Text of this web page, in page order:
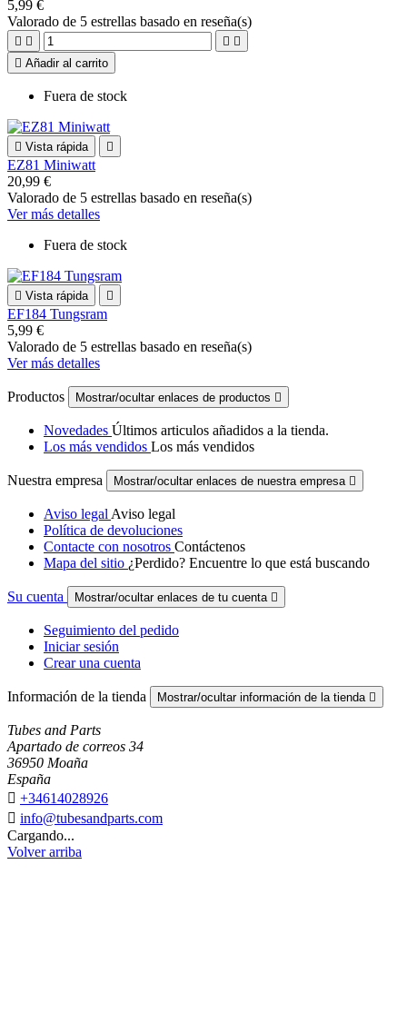
5,99 €
Valorado de 5 estrellas basado en reseña(s)
   
 Añadir al carrito
Fuera de stock
 Vista rápida 
EZ81 Miniwatt
20,99 €
Valorado de 5 estrellas basado en reseña(s)
Ver más detalles
Fuera de stock
 Vista rápida 
EF184 Tungsram
5,99 €
Valorado de 5 estrellas basado en reseña(s)
Ver más detalles
Productos Mostrar/ocultar enlaces de productos 
Novedades Últimos articulos añadidos a la tienda.
Los más vendidos Los más vendidos
Nuestra empresa Mostrar/ocultar enlaces de nuestra empresa 
Aviso legal Aviso legal
Política de devoluciones
Contacte con nosotros Contáctenos
Mapa del sitio ¿Perdido? Encuentre lo que está buscando
Su cuenta Mostrar/ocultar enlaces de tu cuenta 
Seguimiento del pedido
Iniciar sesión
Crear una cuenta
Información de la tienda Mostrar/ocultar información de la tienda 
Tubes and Parts
Apartado de correos 34
36950 Moaña
España
 +34614028926
 info@tubesandparts.com
Cargando...
Volver arriba